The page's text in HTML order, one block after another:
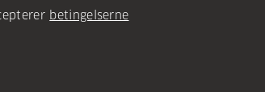
betingelserne